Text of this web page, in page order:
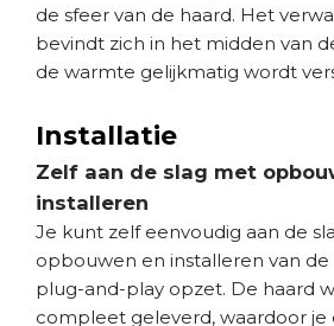
de sfeer van de haard. Het
bevindt zich in het midden van
de warmte gelijkmatig wordt
Installatie
Zelf aan de slag met
installeren
Je kunt zelf eenvoudig aan de
opbouwen en installeren van de
plug-and-play opzet. De haard
compleet geleverd, waardoor